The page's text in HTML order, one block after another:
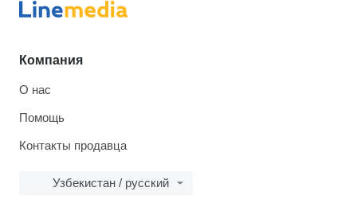
Компания
О нас
Помощь
Контакты продавца
Узбекистан / русский